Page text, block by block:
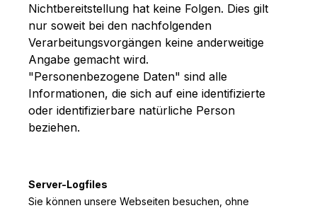
Nichtbereitstellung hat keine Folgen. Dies gilt
nur soweit bei den nachfolgenden
Verarbeitungsvorgängen keine anderweitige
Angabe gemacht wird.
"Personenbezogene Daten" sind alle
Informationen, die sich auf eine identifizierte
oder identifizierbare natürliche Person
beziehen.
Server-Logfiles
Sie können unsere Webseiten besuchen, ohne